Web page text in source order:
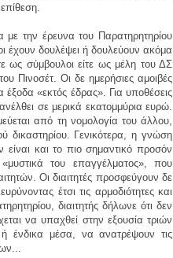
την έρευνα του Παρατηρητηρίου
έχουν δουλέψει ή δουλεύουν ακόμα
ως σύμβουλοι είτε ως μέλη του ΔΣ
Πινοσέτ. Οι δε ημερήσιες αμοιβές
«εκτός έδρας». Για υποθέσεις
σε μερικά εκατομμύρια ευρώ.
από τη νομολογία του άλλου,
δικαστηρίου. Γενικότερα, η γνώση
είναι και το πιο σημαντικό προσόν
του επαγγέλματος», που
Οι διαιτητές προσφεύγουν δε
έτσι τις αρμοδιότητες και
διαιτητής δήλωνε ότι δεν
να υπαχθεί στην εξουσία τριών
ένδικα μέσα, να ανατρέψουν τις